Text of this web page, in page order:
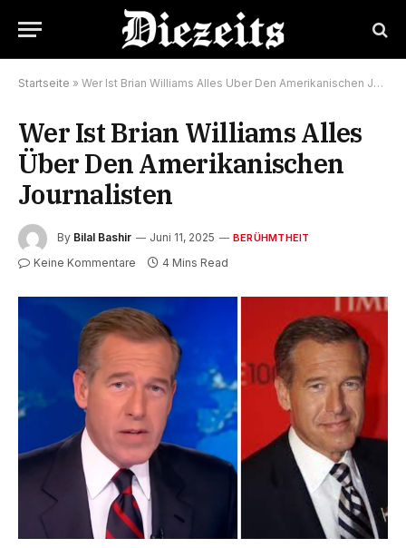
Startseite » Wer Ist Brian Williams Alles Über Den Amerikanischen Journalisten
Wer Ist Brian Williams Alles
Über Den Amerikanischen
Journalisten
By Bilal Bashir Juni 11, 2025 BERÜHMTHEIT
Keine Kommentare 4 Mins Read